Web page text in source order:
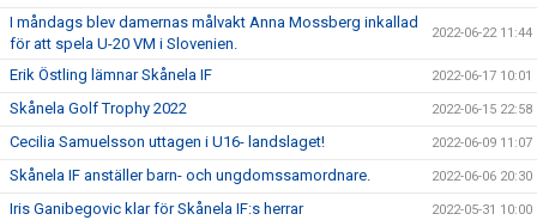
I måndags blev damernas målvakt Anna Mossberg inkallad
för att spela U-20 VM i Slovenien.
2022-06-22 11:44
Erik Östling lämnar Skånela IF 2022-06-17 10:01
Skånela Golf Trophy 2022 2022-06-15 22:58
Cecilia Samuelsson uttagen i U16- landslaget! 2022-06-09 11:07
Skånela IF anställer barn- och ungdomssamordnare. 2022-06-06 20:30
Iris Ganibegovic klar för Skånela IF:s herrar 2022-05-31 10:00